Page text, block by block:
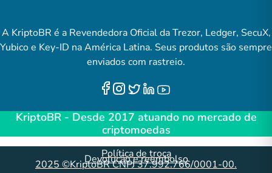
A KriptoBR é a Revendedora Oficial da Trezor, Ledger, SecuX,
Yubico e Key-ID na América Latina. Seus produtos são sempre
enviados com rastreio.
KriptoBR - Desde 2017 atuando no mercado de
criptomoedas
Política de troca
Devolução e reembolso
2025 ©KriptoBR CNPJ 37.992.766/0001-00.